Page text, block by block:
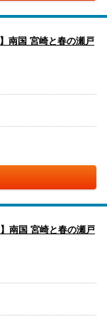
南国 宮崎と春の瀬戸
南国 宮崎と春の瀬戸